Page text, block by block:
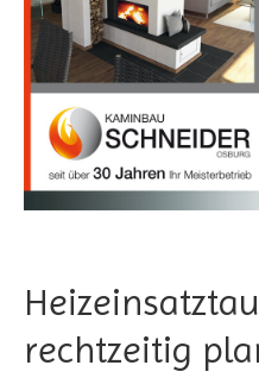
rechtzeitig